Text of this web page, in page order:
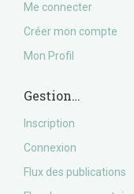
Me connecter
Créer mon compte
Mon Profil
Gestion…
Inscription
Connexion
Flux des publications